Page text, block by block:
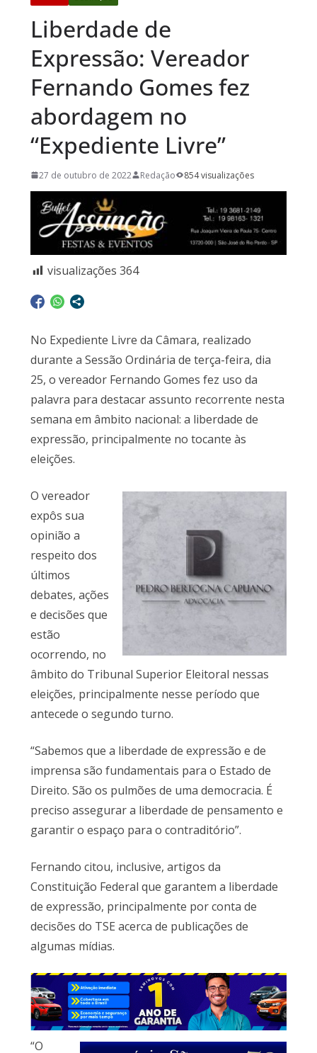
Liberdade de
Expressão: Vereador
Fernando Gomes fez
abordagem no
“Expediente Livre”
27 de outubro de 2022 Redação 854 visualizações
visualizações 364
No Expediente Livre da Câmara, realizado
durante a Sessão Ordinária de terça-feira, dia
25, o vereador Fernando Gomes fez uso da
palavra para destacar assunto recorrente nesta
semana em âmbito nacional: a liberdade de
expressão, principalmente no tocante às
eleições.
O vereador
expôs sua
opinião a
respeito dos
últimos
debates, ações
e decisões que
estão
ocorrendo, no
âmbito do Tribunal Superior Eleitoral nessas
eleições, principalmente nesse período que
antecede o segundo turno.
“Sabemos que a liberdade de expressão e de
imprensa são fundamentais para o Estado de
Direito. São os pulmões de uma democracia. É
preciso assegurar a liberdade de pensamento e
garantir o espaço para o contraditório”.
Fernando citou, inclusive, artigos da
Constituição Federal que garantem a liberdade
de expressão, principalmente por conta de
decisões do TSE acerca de publicações de
algumas mídias.
“O